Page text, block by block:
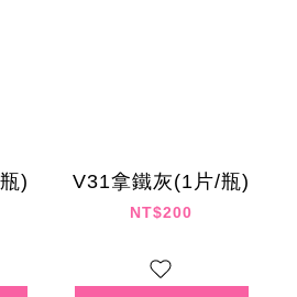
) V31拿鐵灰(1片/瓶)
NT$200